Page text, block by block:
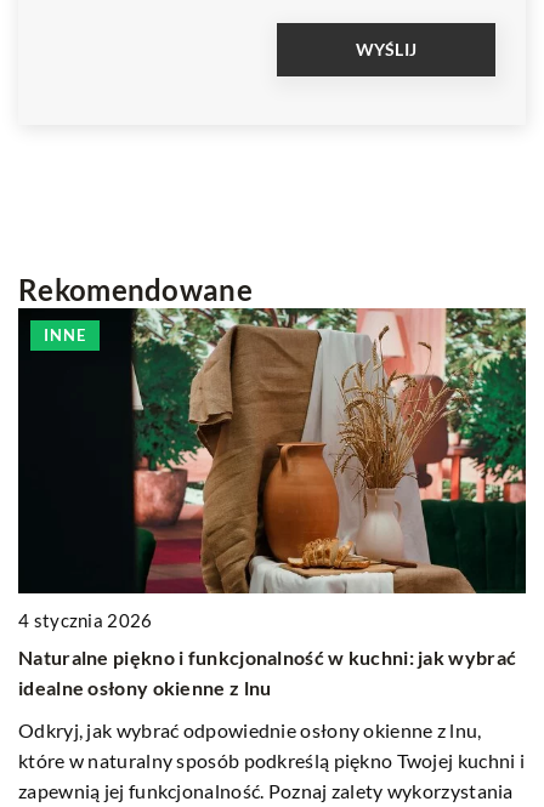
Rekomendowane
INNE
4 stycznia 2026
Naturalne piękno i funkcjonalność w kuchni: jak wybrać
idealne osłony okienne z lnu
Odkryj, jak wybrać odpowiednie osłony okienne z lnu,
które w naturalny sposób podkreślą piękno Twojej kuchni i
zapewnią jej funkcjonalność. Poznaj zalety wykorzystania